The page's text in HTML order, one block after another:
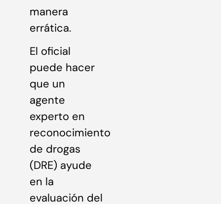
manera
errática.
El oficial
puede hacer
que un
agente
experto en
reconocimiento
de drogas
(DRE) ayude
en la
evaluación del